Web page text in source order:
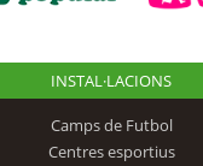
INSTAL·LACIONS
Camps de Futbol
Centres esportius